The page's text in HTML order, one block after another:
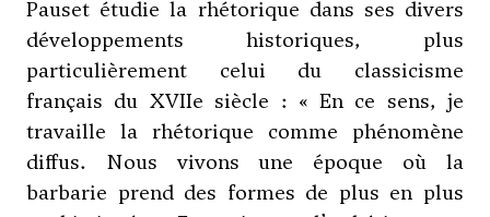
Pauset étudie la rhétorique dans ses divers
développements historiques, plus
particulièrement celui du classicisme
français du XVIIe siècle : « En ce sens, je
travaille la rhétorique comme phénomène
diffus. Nous vivons une époque où la
barbarie prend des formes de plus en plus